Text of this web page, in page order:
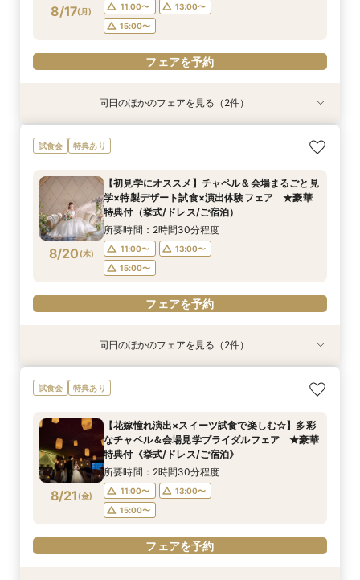
フェアを予約
フェアを予約
8/17(月) 11:00〜
13:00〜
15:00〜
フェアを予約
特典あり
8/17(月)
【しっかりお見積り比較×何でも相談】安心ブラ
イダル相談会 ★豪華特典付（挙式/ドレス/ご宿
所要時間：2時間30分程度
11:00〜
13:00〜
15:00〜
フェアを予約
特典あり
8/17(月)
【最短1ヶ月の準備OK☆】少人数ウエディング相
談フェア（10名/57万円～）
11:00〜 15:00〜
フェアを予約
同日のほかのフェアを見る（2件）
試食会 特典あり
8/20 (木)
【初見学にオススメ】チャペル＆会場まるごと見
学×特製デザート試食×演出体験フェア ★豪華
特典付（挙式/ドレス/ご宿泊）
所要時間：2時間30分程度
11:00〜
13:00〜
15:00〜
フェアを予約
特典あり
8/20 木 )
【しっかりお見積り比較×何でも相談】安心ブラ
イダル相談会 ★豪華特典付（挙式/ドレス/ご宿
所要時間：2時間30分程度
11:00〜
13:00〜
15:00〜
フェアを予約
特典あり
8/20 木 )
【最短1ヶ月の準備OK☆】少人数ウエディング相
談フェア（10名/57万円～）
11:00〜 15:00〜
フェアを予約
同日のほかのフェアを見る（2件）
試食会 特典あり
8/21 (金)
【花嫁憧れ演出×スイーツ試食で楽しむ☆】多彩
なチャペル＆会場見学ブライダルフェア ★豪華
特典付《挙式/ドレス/ご宿泊》
所要時間：2時間30分程度
11:00〜
13:00〜
15:00〜
フェアを予約